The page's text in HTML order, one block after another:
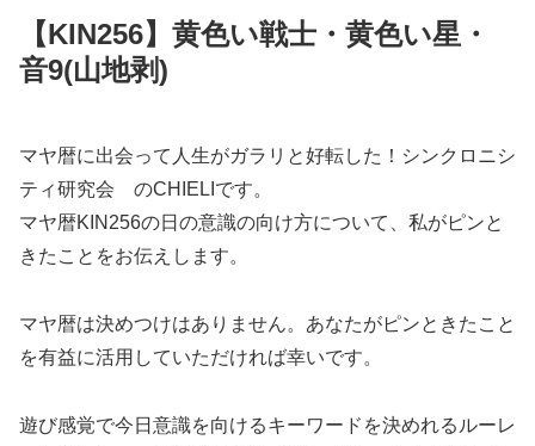
【KIN256】黄色い戦士・黄色い星・
音9(山地剥)
マヤ暦に出会って人生がガラリと好転した！シンクロニシ
ティ研究会 のCHIELIです。
マヤ暦KIN256の日の意識の向け方について、私がピンと
きたことをお伝えします。
マヤ暦は決めつけはありません。あなたがピンときたこと
を有益に活用していただければ幸いです。
遊び感覚で今日意識を向けるキーワードを決めれるルーレ